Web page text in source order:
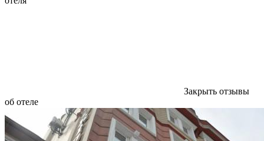
Закрыть отзывы
об отеле